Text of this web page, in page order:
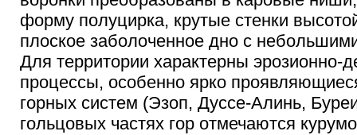
форму полуцирка, крутые стенки
плоское заболоченное дно с
Для территории характерны эрозионно-
процессы, особенно ярко
горных систем (Эзоп, Дуссе-Алинь,
гольцовых частях гор отмечаются